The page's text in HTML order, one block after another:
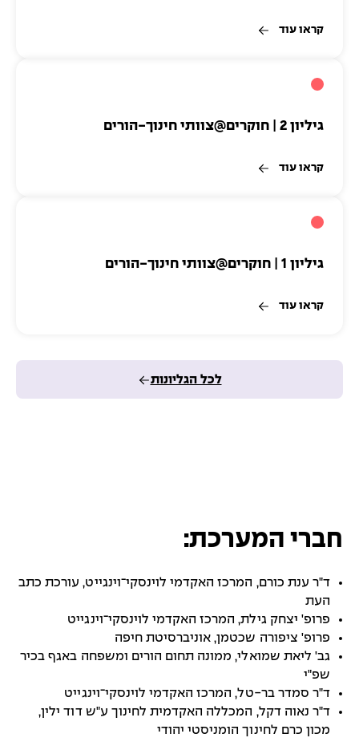
קראו עוד
גיליון 2 | חוקרים@צוותי חינוך-הורים
קראו עוד
גיליון 1 | חוקרים@צוותי חינוך-הורים
קראו עוד
לכל הגליונות
חברי המערכת:
ד"ר ענת כורם, המרכז האקדמי לוינסקי־וינגייט, עורכת כתב
העת
פרופ' יצחק גילת, המרכז האקדמי לוינסקי־וינגייט
פרופ' ציפורה שכטמן, אוניברסיטת חיפה
גב' ליאת שמואלי, ממונה תחום הורים ומשפחה באגף בכיר
שפ"י
ד"ר סמדר בר-טל, המרכז האקדמי לוינסקי־וינגייט
ד"ר נאוה דקל, המכללה האקדמית לחינוך ע"ש דוד ילין,
מכון כרם לחינוך הומניסטי יהודי